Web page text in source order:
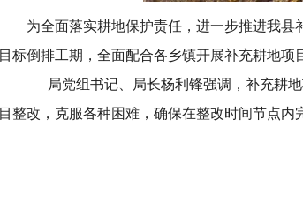
为全面落实耕地保护责任，进一步推进我县
目标倒排工期，全面配合各乡镇开展补充耕地项
局党组书记、局长杨利锋强调，补充耕地项
目整改，克服各种困难，确保在整改时间节点内